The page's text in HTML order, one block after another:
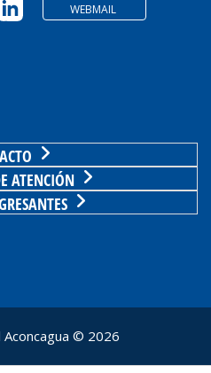
WEBMAIL
ATENCIÓN
© 2026